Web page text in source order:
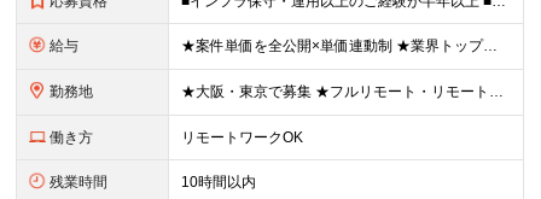
給与 ★案件単価を全公開×単価連動制 ★業界トップクラスの還元率（75％～90％） ★年収200万円UPの実績あり！ 月給35～85万円（固定残業代含む）＋賞与年1回＋各種手当 ※固定残業代は、時間外労働
勤務地 ★大阪・東京で募集 ★フルリモート・リモートワークOK ★出社派も大歓迎！駅チカオフィスで通勤ラクラク ★会社都合の転勤なし ■大阪本社 大阪府大阪市北区西天満5丁目16-3 西天満ファイブビル 6
働き方 リモートワークOK
残業時間 10時間以内